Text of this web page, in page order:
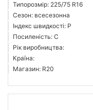
Типорозмір: 225/75 R16
Сезон: всесезонна
Індекс швидкості: P
Посиленість: C
Рік виробництва:
Країна:
Магазин: R20